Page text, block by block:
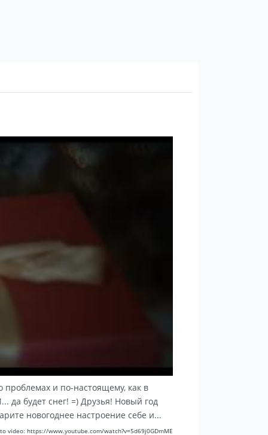
и по-настоящему, как в
да будет снег! =) Друзья! Новый год
новогоднее настроение себе и...
video: https://www.youtube.com/watch?v=5d69j0GDmME